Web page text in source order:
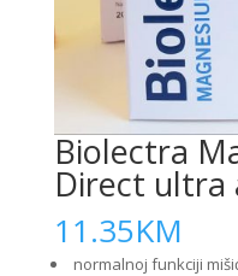
Biolectra
Direct ultra
11.35KM
normalnoj funkciji